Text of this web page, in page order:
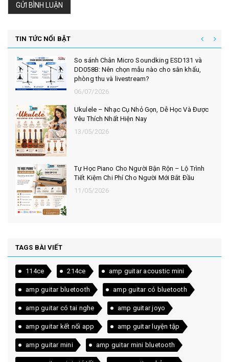
GỬI BÌNH LUẬN
TIN TỨC NỔI BẬT
So sánh Chân Micro Soundking ESD131 và
DD058B: Nên chọn mẫu nào cho sân khấu,
phòng thu và livestream?
06/07/2026
Ukulele – Nhạc Cụ Nhỏ Gọn, Dễ Học Và Được
Yêu Thích Nhất Hiện Nay
13/05/2026
Tự Học Piano Cho Người Bận Rộn – Lộ Trình
Tiết Kiệm Chi Phí Cho Người Mới Bắt Đầu
11/05/2026
TAGS BÀI VIẾT
114ce 214ce amp guitar acoustic mini
amp guitar bluetooth amp guitar có bluetooth
amp guitar có tai nghe amp guitar joyo
amp guitar kết nối app amp guitar luyện tập
amp guitar mini amp guitar mini bluetooth